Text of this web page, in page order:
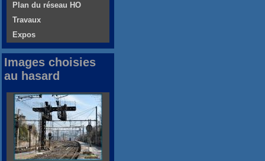
Plan du réseau HO
Travaux
Expos
Images choisies
au hasard